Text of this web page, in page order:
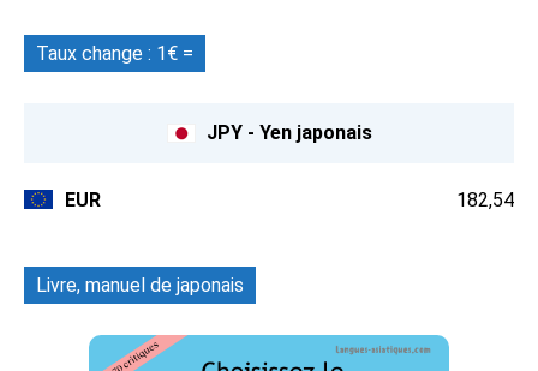
Taux change : 1€ =
JPY - Yen japonais
EUR 182,54
Livre, manuel de japonais